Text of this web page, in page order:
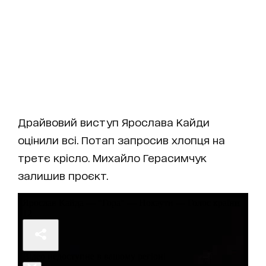
Драйвовий виступ Ярослава Кайди
оцінили всі. Потап запросив хлопця на
третє крісло. Михайло Герасимчук
залишив проєкт.